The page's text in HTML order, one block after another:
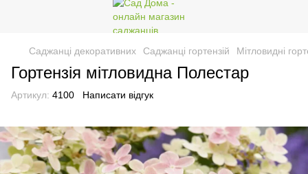
Саджанці декоративних Саджанці гортензій Мітловидні
Гортензія мітловидна Полестар
Артикул: 4100 Написати відгук